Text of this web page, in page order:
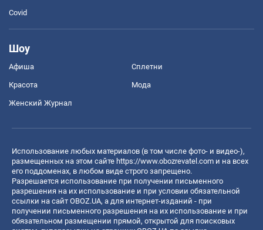
Covid
Шоу
Афиша Сплетни
Красота Мода
Женский Журнал
Использование любых материалов (в том числе фото- и видео-),
размещенных на этом сайте https://www.obozrevatel.com и на всех
его поддоменах, в любом виде строго запрещено.
Разрешается использование при получении письменного
разрешения на их использование и при условии обязательной
ссылки на сайт OBOZ.UA, а для интернет-изданий - при
получении письменного разрешения на их использование и при
обязательном размещении прямой, открытой для поисковых